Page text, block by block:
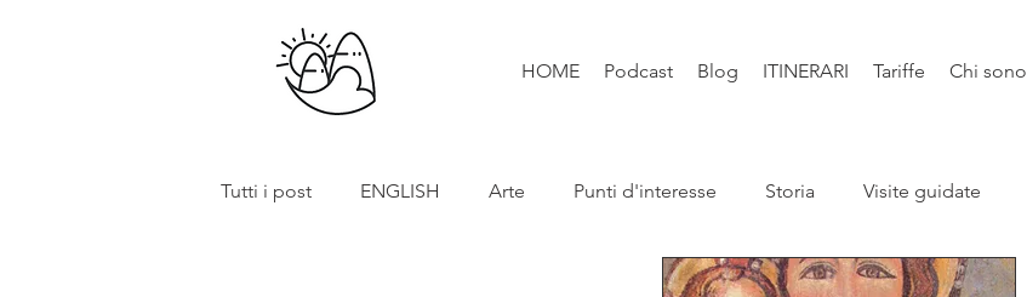
HOME Podcast Blog ITINERARI Tariffe Chi sono
Tutti i post ENGLISH Arte Punti d'interesse Storia Visite guidate
Santi e Bibbia Video Natura